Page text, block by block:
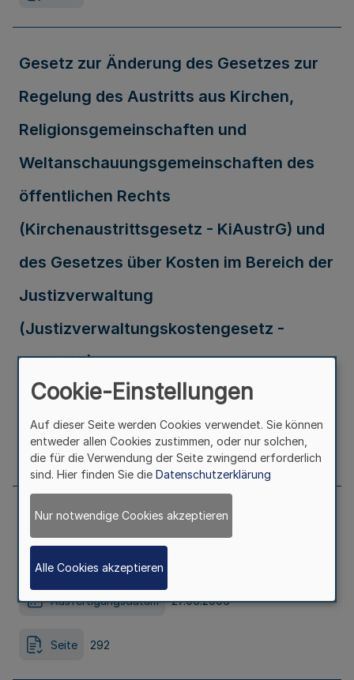
Gesetz zur Änderung des Gesetzes zur
Regelung des Austritts aus Kirchen,
Religionsgemeinschaften und
Weltanschauungsgemeinschaften des
öffentlichen Rechts
(Kirchenaustrittsgesetz - KiAustrG) und
des Gesetzes über Kosten im Bereich der
Justizverwaltung
(Justizverwaltungskostengesetz -
JVKostG)
13.06.2006
Seite 291
Gesetz zur Umsetzung von Regelungen
Ausfertigungsdatum 27.06.2006
Seite 292
Cookie-Einstellungen
Auf dieser Seite werden Cookies verwendet. Sie können
entweder allen Cookies zustimmen, oder nur solchen,
die für die Verwendung der Seite zwingend erforderlich
sind. Hier finden Sie die Datenschutzerklärung
Nur notwendige Cookies akzeptieren
Alle Cookies akzeptieren